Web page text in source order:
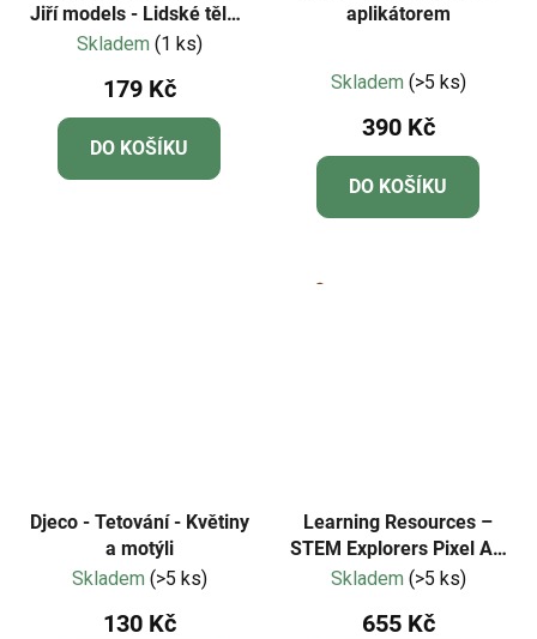
Jiří models - Lidské tělo -
Svítící ve tmě
Skladem (1 ks)
179 Kč
DO KOŠÍKU
aplikátorem
hodnocení
produktu
je
5,0
z
Skladem (>5 ks)
390 Kč
DO KOŠÍKU
Djeco - Tetování - Květiny
a motýli
Skladem (>5 ks)
130 Kč
Learning Resources –
STEM Explorers Pixel Art
Challenge
Skladem (>5 ks)
655 Kč